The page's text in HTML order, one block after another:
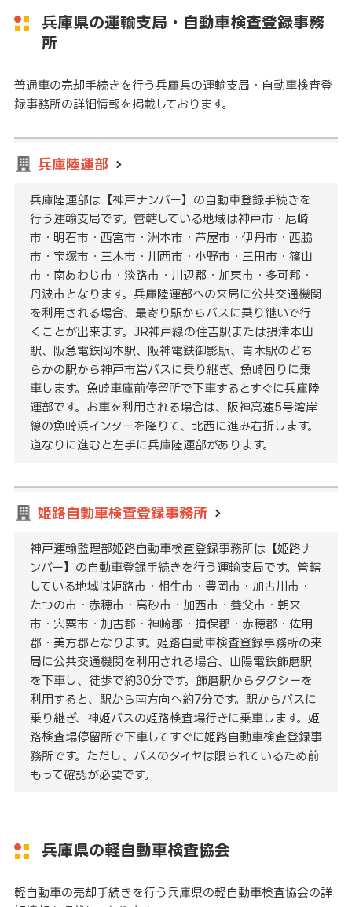
兵庫県の運輸支局・自動車検査登録事務
所
普通車の売却手続きを行う兵庫県の運輸支局・自動車検査登
録事務所の詳細情報を掲載しております。
兵庫陸運部
兵庫陸運部は【神戸ナンバー】の自動車登録手続きを
行う運輸支局です。管轄している地域は神戸市・尼崎
市・明石市・西宮市・洲本市・芦屋市・伊丹市・西脇
市・宝塚市・三木市・川西市・小野市・三田市・篠山
市・南あわじ市・淡路市・川辺郡・加東市・多可郡・
丹波市となります。兵庫陸運部への来局に公共交通機関
を利用される場合、最寄り駅からバスに乗り継いで行
くことが出来ます。JR神戸線の住吉駅または摂津本山
駅、阪急電鉄岡本駅、阪神電鉄御影駅、青木駅のどち
らかの駅から神戸市営バスに乗り継ぎ、魚崎回りに乗
車します。魚崎車庫前停留所で下車するとすぐに兵庫陸
運部です。お車を利用される場合は、阪神高速5号湾岸
線の魚崎浜インターを降りて、北西に進み右折します。
道なりに進むと左手に兵庫陸運部があります。
姫路自動車検査登録事務所
神戸運輸監理部姫路自動車検査登録事務所は【姫路ナ
ンバー】の自動車登録手続きを行う運輸支局です。管轄
している地域は姫路市・相生市・豊岡市・加古川市・
たつの市・赤穂市・高砂市・加西市・養父市・朝来
市・宍粟市・加古郡・神崎郡・揖保郡・赤穂郡・佐用
郡・美方郡となります。姫路自動車検査登録事務所の来
局に公共交通機関を利用される場合、山陽電鉄飾磨駅
を下車し、徒歩で約30分です。飾磨駅からタクシーを
利用すると、駅から南方向へ約7分です。駅からバスに
乗り継ぎ、神姫バスの姫路検査場行きに乗車します。姫
路検査場停留所で下車してすぐに姫路自動車検査登録事
務所です。ただし、バスのタイヤは限られているため前
もって確認が必要です。
兵庫県の軽自動車検査協会
軽自動車の売却手続きを行う兵庫県の軽自動車検査協会の詳